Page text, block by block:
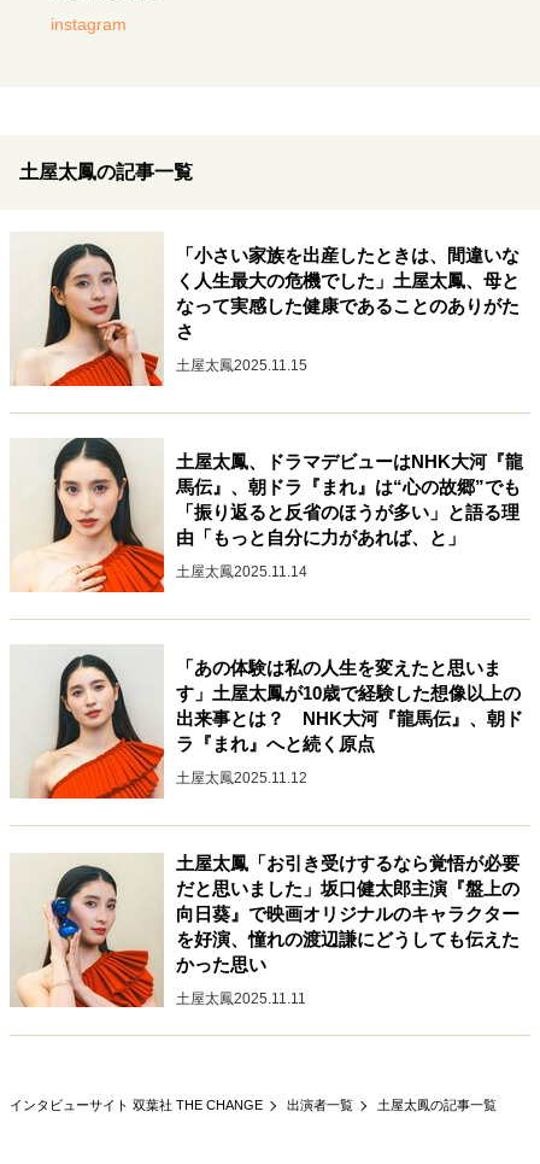
トップが描く未来
マインドセット
重圧との向き合い方 一流のルーティン
20代の現在地
忘れられない言葉
40代からの景色 美しさの哲学
パートナーとの歩み方
親になるということ
病が教えてくれたこと
移住という選択
熱狂できるもの
一生モノの愛用品
私を彩るエッセンス
60代のネクストステージ
70代のグランドデザイン
社会・カルチャー・マネー
地域とつながる/お金との付き合い方
instagram
土屋太鳳の記事一覧
「小さい家族を出産したときは、間違いな
く人生最大の危機でした」土屋太鳳、母と
なって実感した健康であることのありがた
さ
土屋太鳳2025.11.15
土屋太鳳、ドラマデビューはNHK大河『龍
馬伝』、朝ドラ『まれ』は“心の故郷”でも
「振り返ると反省のほうが多い」と語る理
由「もっと自分に力があれば、と」
土屋太鳳2025.11.14
「あの体験は私の人生を変えたと思いま
す」土屋太鳳が10歳で経験した想像以上の
出来事とは？ NHK大河『龍馬伝』、朝ド
ラ『まれ』へと続く原点
土屋太鳳2025.11.12
土屋太鳳「お引き受けするなら覚悟が必要
だと思いました」坂口健太郎主演『盤上の
向日葵』で映画オリジナルのキャラクター
を好演、憧れの渡辺謙にどうしても伝えた
かった思い
土屋太鳳2025.11.11
インタビューサイト 双葉社 THE CHANGE 出演者一覧 土屋太鳳の記事一覧